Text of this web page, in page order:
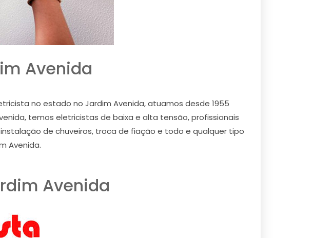
Avenida
no estado no Jardim Avenida, atuamos desde 1955
temos eletricistas de baixa e alta tensão, profissionais
de chuveiros, troca de fiação e todo e qualquer tipo
Avenida.
Avenida